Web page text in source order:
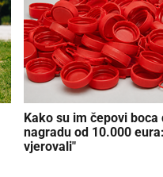
Kako su im čepovi boca
nagradu od 10.000
vjerovali"